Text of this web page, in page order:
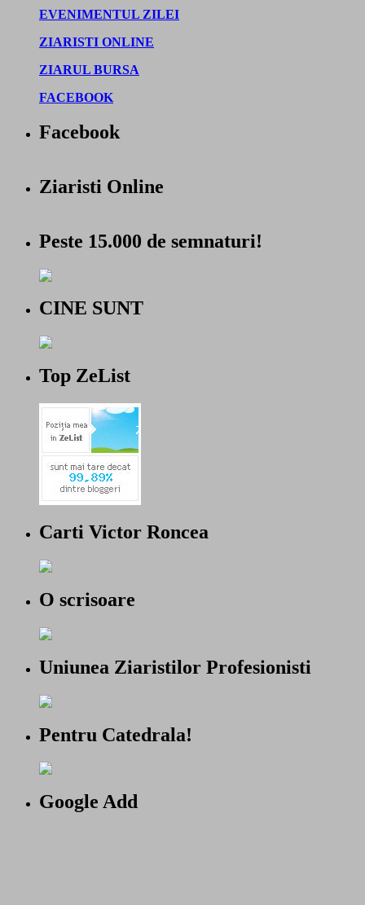
EVENIMENTUL ZILEI
ZIARISTI ONLINE
ZIARUL BURSA
FACEBOOK
Facebook
Ziaristi Online
Peste 15.000 de semnaturi!
CINE SUNT
Top ZeList
Carti Victor Roncea
O scrisoare
Uniunea Ziaristilor Profesionisti
Pentru Catedrala!
Google Add